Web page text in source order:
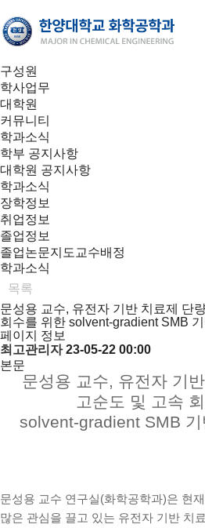
커뮤니티
구성원
학사업무
대학원
커뮤니티
학과소식
학부 공지사항
대학원 공지사항
학과소식
장학정보
취업정보
졸업정보
졸업논문지도교수배정
학과소식
목록
문성용 교수, 유전자 기반 치료제 단
회수를 위한 solvent-gradient SMB
페이지 정보
최고관리자 23-05-22 00:00
본문
문성용 교수, 유전자 기
고순도 및 고속
solvent-gradient SMB
문성용 교수 연구실(화학공학과)은 현
많은 관심을 끌고 있는 유전자 기반 치